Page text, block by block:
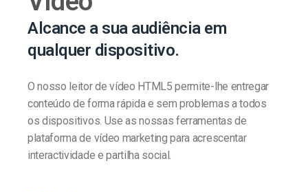
Alcance a sua audiência em
qualquer dispositivo.
O nosso leitor de vídeo HTML5 permite-lhe entregar
conteúdo de forma rápida e sem problemas a todos
os dispositivos. Use as nossas ferramentas de
plataforma de vídeo marketing para acrescentar
interactividade e partilha social.